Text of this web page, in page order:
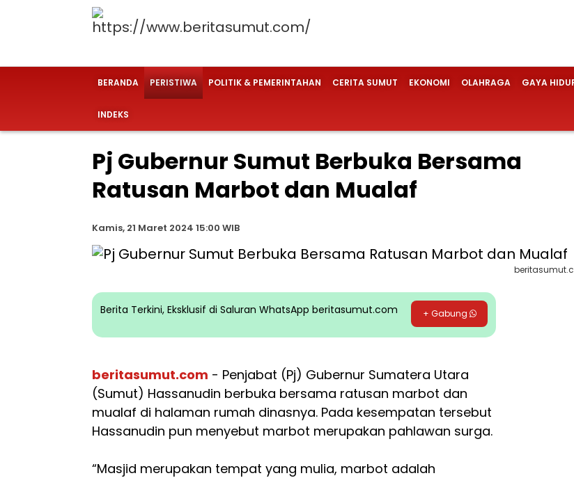
BERANDA PERISTIWA POLITIK & PEMERINTAHAN CERITA SUMUT EKONOMI OLAHRAGA GAYA
INDEKS
Pj Gubernur Sumut Berbuka Bersama
Ratusan Marbot dan Mualaf
Kamis, 21 Maret 2024 15:00 WIB
Berita Terkini, Eksklusif di Saluran WhatsApp beritasumut.com + Gabung
beritasumut.com - Penjabat (Pj) Gubernur Sumatera Utara
(Sumut) Hassanudin berbuka bersama ratusan marbot dan
mualaf di halaman rumah dinasnya. Pada kesempatan tersebut
Hassanudin pun menyebut marbot merupakan pahlawan surga.
“Masjid merupakan tempat yang mulia, marbot adalah